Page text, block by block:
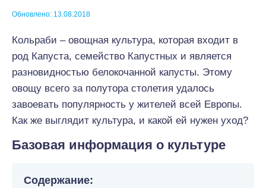
Обновлено: 13.08.2018
Кольраби – овощная культура, которая входит в
род Капуста, семейство Капустных и является
разновидностью белокочанной капусты. Этому
овощу всего за полутора столетия удалось
завоевать популярность у жителей всей Европы.
Как же выглядит культура, и какой ей нужен уход?
Базовая информация о культуре
Содержание: